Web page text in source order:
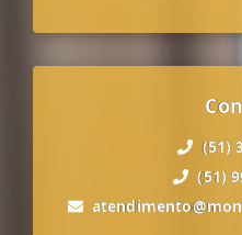
(51)
(51)